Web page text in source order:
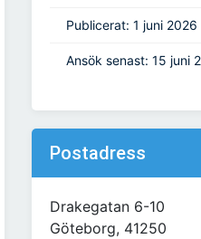
Publicerat: 1 juni 2026
Ansök senast: 15 juni
Postadress
Drakegatan 6-10
Göteborg, 41250